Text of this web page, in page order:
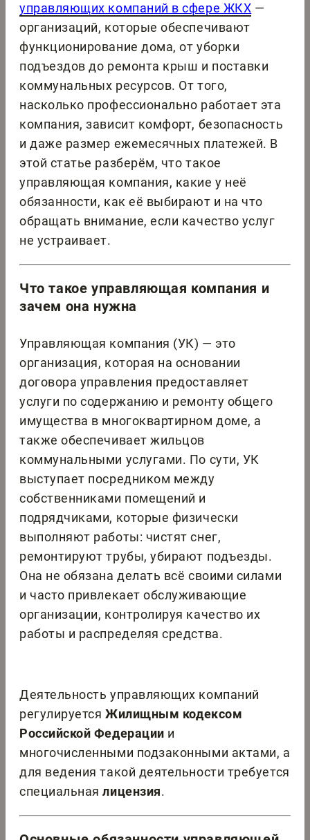
управляющих компаний в сфере ЖКХ —
организаций, которые обеспечивают
функционирование дома, от уборки
подъездов до ремонта крыш и поставки
коммунальных ресурсов. От того,
насколько профессионально работает эта
компания, зависит комфорт, безопасность
и даже размер ежемесячных платежей. В
этой статье разберём, что такое
управляющая компания, какие у неё
обязанности, как её выбирают и на что
обращать внимание, если качество услуг
не устраивает.
Что такое управляющая компания и
зачем она нужна
Управляющая компания (УК) — это
организация, которая на основании
договора управления предоставляет
услуги по содержанию и ремонту общего
имущества в многоквартирном доме, а
также обеспечивает жильцов
коммунальными услугами. По сути, УК
выступает посредником между
собственниками помещений и
подрядчиками, которые физически
выполняют работы: чистят снег,
ремонтируют трубы, убирают подъезды.
Она не обязана делать всё своими силами
и часто привлекает обслуживающие
организации, контролируя качество их
работы и распределяя средства.
Деятельность управляющих компаний
регулируетсяЖилищным кодексом
Российской Федерации и
многочисленными подзаконными актами, а
для ведения такой деятельности требуется
специальнаялицензия.